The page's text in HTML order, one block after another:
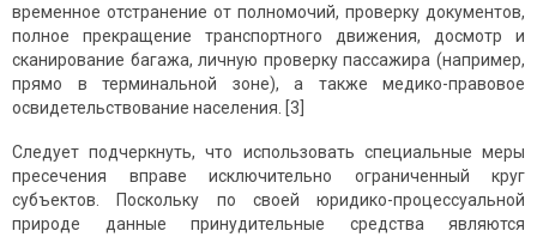
временное отстранение от полномочий, проверку документов,
полное прекращение транспортного движения, досмотр и
сканирование багажа, личную проверку пассажира (например,
прямо в терминальной зоне), а также медико-правовое
освидетельствование населения. [3]
Следует подчеркнуть, что использовать специальные меры
пресечения вправе исключительно ограниченный круг
субъектов. Поскольку по своей юридико-процессуальной
природе данные принудительные средства являются